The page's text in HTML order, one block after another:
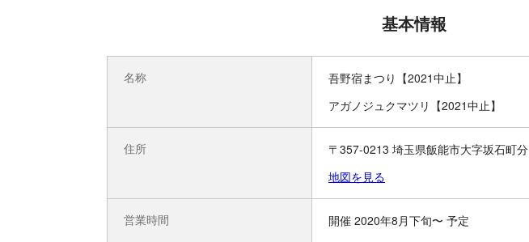
基本情報
名称
吾野宿まつり【2021中止】
アガノジュクマツリ【2021中止】
住所
〒357-0213 埼玉県飯能市大字坂石町分
地図を見る
営業時間 開催 2020年8月下旬〜 予定